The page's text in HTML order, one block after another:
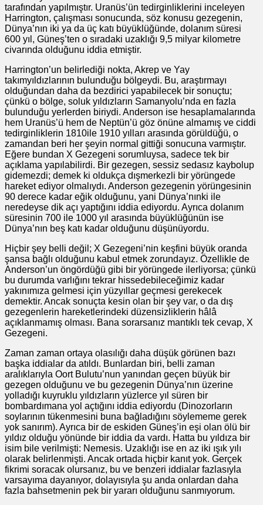
tarafından yapılmıştır. Uranüs’ün tedirginliklerini inceleyen
Harrington, çalışması sonucunda, söz konusu gezegenin,
Dünya’nın iki ya da üç katı büyüklüğünde, dolanım süresi
600 yıl, Güneş’ten o sıradaki uzaklığı 9,5 milyar kilometre
civarında olduğunu iddia etmiştir.
Harrington’un belirlediği nokta, Akrep ve Yay
takımyıldızlarının bulunduğu bölgeydi. Bu, araştırmayı
olduğundan daha da bezdirici yapabilecek bir sonuçtu;
çünkü o bölge, soluk yıldızların Samanyolu’nda en fazla
bulunduğu yerlerden biriydi. Anderson ise hesaplamalarında
hem Uranüs’ü hem de Neptün’ü göz önüne almamış ve ciddi
tedirginliklerin 1810ile 1910 yılları arasında görüldüğü, o
zamandan beri her şeyin normal gittiği sonucuna varmıştır.
Eğere bundan X Gezegeni sorumluysa, sadece tek bir
açıklama yapılabilirdi. Bir gezegen, sessiz sedasız kaybolup
gidemezdi; demek ki oldukça dışmerkezli bir yörüngede
hareket ediyor olmalıydı. Anderson gezegenin yörüngesinin
90 derece kadar eğik olduğunu, yani Dünya’nınki ile
neredeyse dik açı yaptığını iddia ediyordu. Ayrıca dolanım
süresinin 700 ile 1000 yıl arasında büyüklüğünün ise
Dünya’nın beş katı kadar olduğunu düşünüyordu.
Hiçbir şey belli değil; X Gezegeni’nin keşfini büyük oranda
şansa bağlı olduğunu kabul etmek zorundayız. Özellikle de
Anderson’un öngördüğü gibi bir yörüngede ilerliyorsa; çünkü
bu durumda varlığını tekrar hissedebileceğimiz kadar
yakınımıza gelmesi için yüzyıllar geçmesi gerekecek
demektir. Ancak sonuçta kesin olan bir şey var, o da dış
gezegenlerin hareketlerindeki düzensizliklerin hâlâ
açıklanmamış olması. Bana sorarsanız mantıklı tek cevap, X
Gezegeni.
Zaman zaman ortaya olasılığı daha düşük görünen bazı
başka iddialar da atıldı. Bunlardan biri, belli zaman
aralıklarıyla Oort Bulutu’nun yanından geçen büyük bir
gezegen olduğunu ve bu gezegenin Dünya’nın üzerine
yolladığı kuyruklu yıldızların yüzlerce yıl süren bir
bombardımana yol açtığını iddia ediyordu (Dinozorların
soylarının tükenmesini buna bağladığını söylememe gerek
yok sanırım). Ayrıca bir de eskiden Güneş’in eşi olan ölü bir
yıldız olduğu yönünde bir iddia da vardı. Hatta bu yıldıza bir
isim bile verilmişti: Nemesis. Uzaklığı ise en az iki ışık yılı
olarak belirlenmişti. Ancak ortada hiçbir kanıt yok. Gerçek
fikrimi soracak olursanız, bu ve benzeri iddialar fazlasıyla
varsayıma dayanıyor, dolayısıyla şu anda onlardan daha
fazla bahsetmenin pek bir yararı olduğunu sanmıyorum.